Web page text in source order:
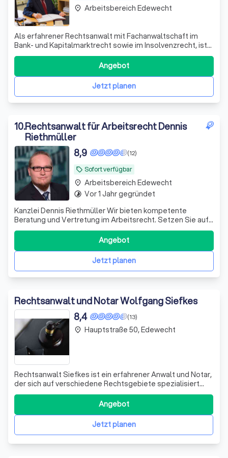
Als erfahrener Rechtsanwalt mit Fachanwaltschaft im
Bank- und Kapitalmarktrecht sowie im Insolvenzrecht, ist
es meine Leidenschaft, Menschen in wirtschaftlich
schwierigen Situationen zu unterstützen. Mit meiner
langjährigen Erfahrung im Umgang mit wirtschaftlichen
Vorgängen, die ich durch meine 12-j
Jetzt planen
Angebot
place Arbeitsbereich Edewecht
10.Rechtsanwalt für Arbeitsrecht Dennis
Riethmüller
local_offer Sofort verfügbar
(12)
8,9
Kanzlei Dennis Riethmüller Wir bieten kompetente
Beratung und Vertretung im Arbeitsrecht. Setzen Sie auf
unsere Erfahrung, um Ihre arbeitsrechtlichen Anliegen zu
lösen. Kontaktieren Sie uns!
Jetzt planen
Angebot
place Arbeitsbereich Edewecht
timelapse Vor 1 Jahr gegründet
Rechtsanwalt und Notar Wolfgang Siefkes
(13)
8,4
Rechtsanwalt Siefkes ist ein erfahrener Anwalt und Notar,
der sich auf verschiedene Rechtsgebiete spezialisiert
hat. Mit über 22 Jahren Erfahrung vertritt er die Rechte der
Bürger gegenüber dem Staat, Bund, Ländern, Kommunen
und Behörden. Er bietet professionelle Unterstützung bei
belastenden Besche
Jetzt planen
Angebot
place Hauptstraße 50, Edewecht